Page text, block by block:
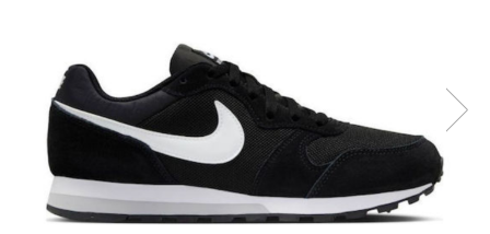
Slapi femei